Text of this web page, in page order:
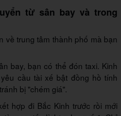
từ sân bay và trong
về trung tâm thành phố mà bạn
bay, bạn có thể đón taxi. Kinh
cầu tài xế bật đồng hồ tính
bị "chém giá".
hợp đi Bắc Kinh trước rồi mới